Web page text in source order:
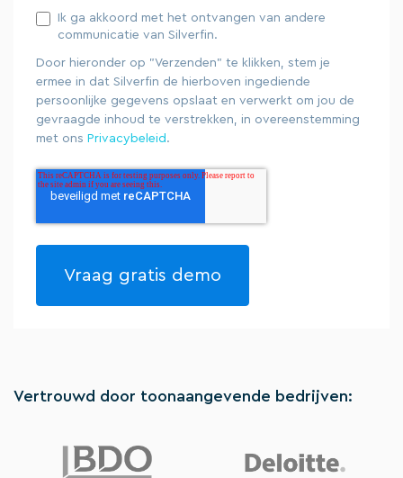
Ik ga akkoord met het ontvangen van andere
communicatie van Silverfin.
Door hieronder op "Verzenden" te klikken, stem je
ermee in dat Silverfin de hierboven ingediende
persoonlijke gegevens opslaat en verwerkt om jou de
gevraagde inhoud te verstrekken, in overeenstemming
met ons Privacybeleid .
Vertrouwd door toonaangevende bedrijven: